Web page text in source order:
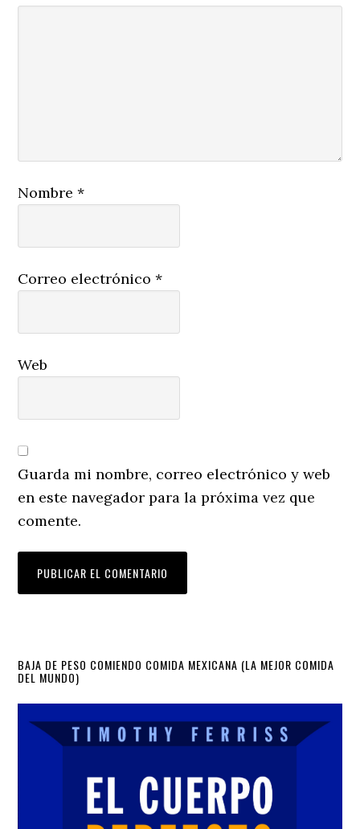
Nombre*
Correo electrónico*
Web
Guarda mi nombre, correo electrónico y web
en este navegador para la próxima vez que
comente.
Primary
Sidebar
BAJA DE PESO COMIENDO COMIDA MEXICANA (LA MEJOR COMIDA
DEL MUNDO)